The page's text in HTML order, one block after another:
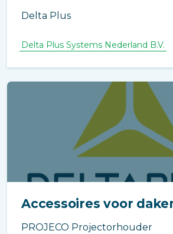
Delta Plus
Delta Plus Systems Nederland B.V.
Accessoires voor
PROJECO Projectorhouder